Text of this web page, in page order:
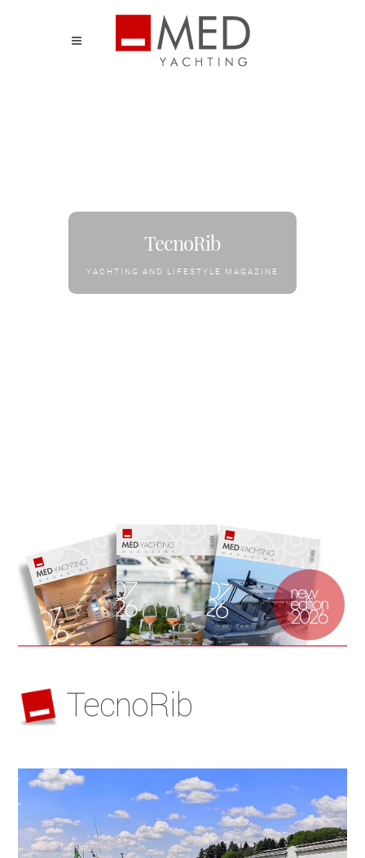
TecnoRib
YACHTING AND LIFESTYLE MAGAZINE
TecnoRib